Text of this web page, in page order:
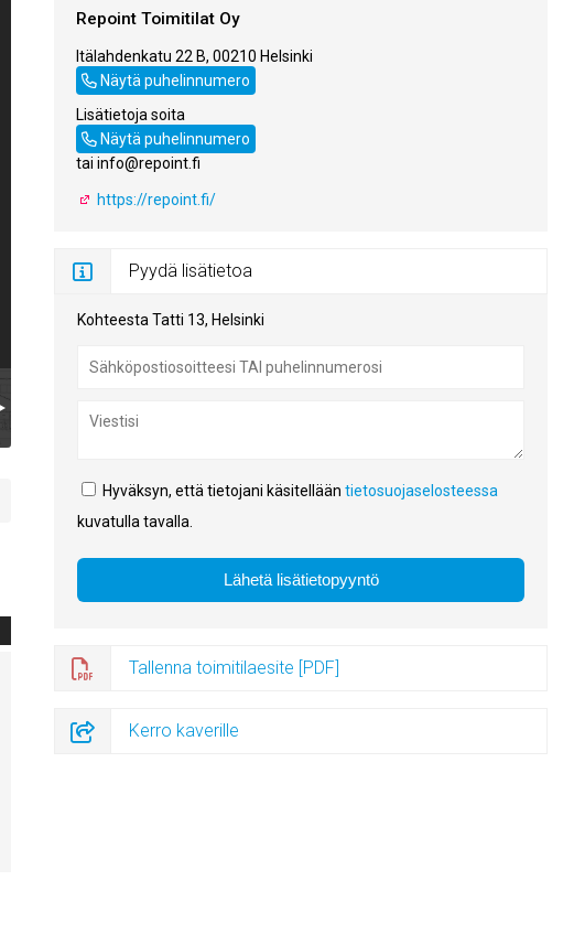
Repoint Toimitilat Oy
Itälahdenkatu 22 B, 00210 Helsinki
Näytä puhelinnumero
020 730 4530
Lisätietoja soita
Näytä puhelinnumero
020 730 4530
tai info@repoint.fi
https://repoint.fi/
Pyydä lisätietoa
Kohteesta Tatti 13, Helsinki
Hyväksyn, että tietojani käsitellääntietosuojaselosteessa
kuvatulla tavalla.
Tallenna toimitilaesite [PDF]
Kerro kaverille